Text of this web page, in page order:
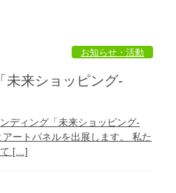
お知らせ・活動
未来ショッピング-
ディング「未来ショッピング-
ートパネルを出展します。 私た
て […]